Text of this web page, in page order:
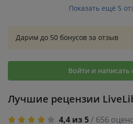
Показать ещё 5
Дарим до 50 бонусов за отзыв
Войти и написать
Лучшие рецензии
4,4 из 5/ 656